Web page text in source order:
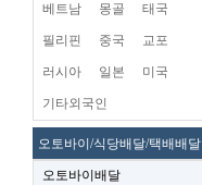
베트남 몽골 태국
필리핀 중국 교포
러시아 일본 미국
기타외국인
오토바이/식당배달/택배배달
오토바이배달